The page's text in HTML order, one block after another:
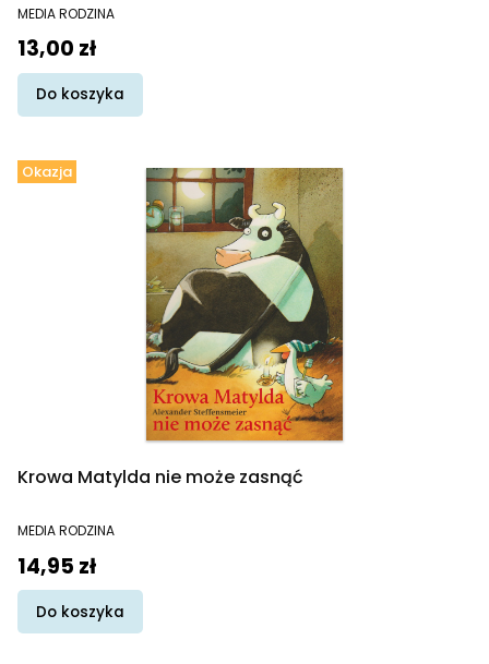
PRODUCENT
MEDIA RODZINA
Cena
13,00 zł
Do koszyka
Okazja
Krowa Matylda nie może zasnąć
PRODUCENT
MEDIA RODZINA
Cena promocyjna
14,95 zł
Do koszyka